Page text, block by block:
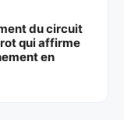
du circuit
qui affirme
en